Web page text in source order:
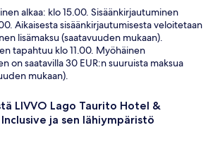
alkaa: klo 15.00. Sisäänkirjautuminen
Aikaisesta sisäänkirjautumisesta veloitetaan
lisämaksu (saatavuuden mukaan).
tapahtuu klo 11.00. Myöhäinen
on saatavilla 30 EUR:n suuruista maksua
mukaan).
LIVVO Lago Taurito Hotel &
ja sen lähiympäristö